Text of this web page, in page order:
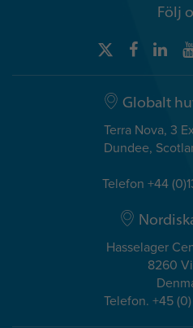
Följ
Globalt
Terra Nova, 3
Dundee,
Telefon +44
Hasselager
8260
Telefon. +45